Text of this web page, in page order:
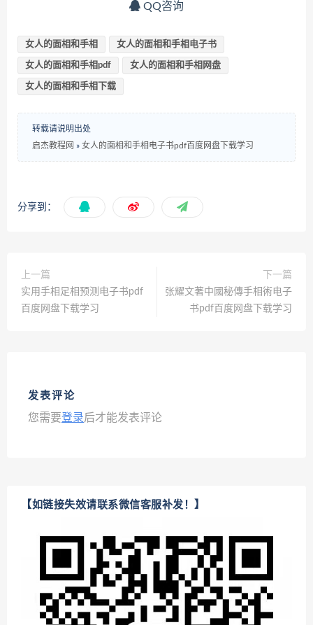
QQ咨询
女人的面相和手相 女人的面相和手相电子书
女人的面相和手相pdf 女人的面相和手相网盘
女人的面相和手相下载
转载请说明出处
启杰教程网 » 女人的面相和手相电子书pdf百度网盘下载学习
分享到：
上一篇
实用手相足相预测电子书pdf
百度网盘下载学习
下一篇
张耀文著中國秘傳手相術电子
书pdf百度网盘下载学习
发表评论
您需要登录后才能发表评论
【如链接失效请联系微信客服补发！】